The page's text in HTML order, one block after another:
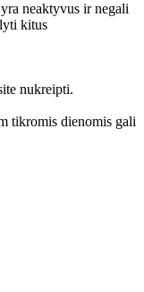
neaktyvus ir negali
kitus
nukreipti.
tikromis dienomis gali